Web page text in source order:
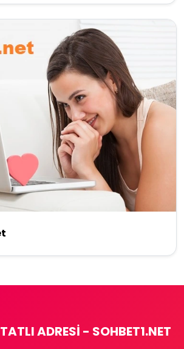
ADRESI - SOHBET1.NET